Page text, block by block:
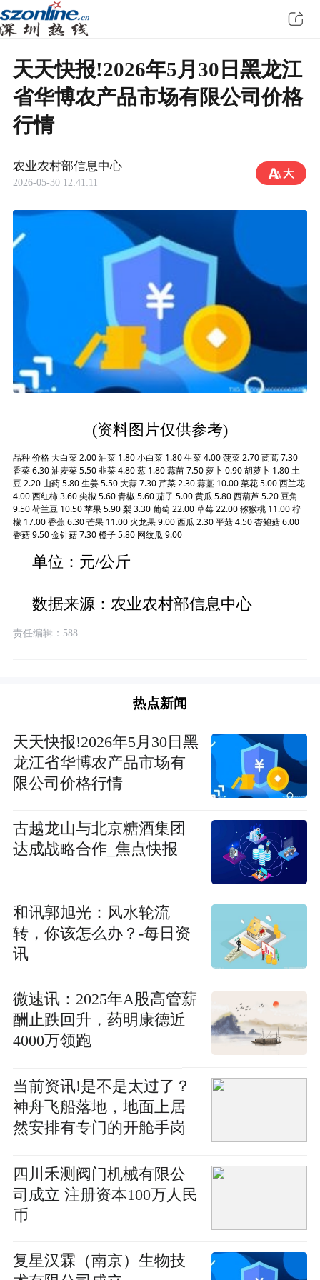
天天快报!2026年5月30日黑龙江
省华博农产品市场有限公司价格
行情
农业农村部信息中心
2026-05-30 12:41:11
(资料图片仅供参考)
品种 价格 大白菜 2.00 油菜 1.80 小白菜 1.80 生菜 4.00 菠菜 2.70 茼蒿 7.30
香菜 6.30 油麦菜 5.50 韭菜 4.80 葱 1.80 蒜苗 7.50 萝卜 0.90 胡萝卜 1.80 土
豆 2.20 山药 5.80 生姜 5.50 大蒜 7.30 芹菜 2.30 蒜薹 10.00 菜花 5.00 西兰花
4.00 西红柿 3.60 尖椒 5.60 青椒 5.60 茄子 5.00 黄瓜 5.80 西葫芦 5.20 豆角
9.50 荷兰豆 10.50 苹果 5.90 梨 3.30 葡萄 22.00 草莓 22.00 猕猴桃 11.00 柠
檬 17.00 香蕉 6.30 芒果 11.00 火龙果 9.00 西瓜 2.30 平菇 4.50 杏鲍菇 6.00
香菇 9.50 金针菇 7.30 橙子 5.80 网纹瓜 9.00
单位：元/公斤
数据来源：农业农村部信息中心
责任编辑：588
热点新闻
天天快报!2026年5月30日黑
龙江省华博农产品市场有
限公司价格行情
古越龙山与北京糖酒集团
达成战略合作_焦点快报
和讯郭旭光：风水轮流
转，你该怎么办？-每日资
讯
微速讯：2025年A股高管薪
酬止跌回升，药明康德近
4000万领跑
当前资讯!是不是太过了？
神舟飞船落地，地面上居
然安排有专门的开舱手岗
四川禾测阀门机械有限公
司成立 注册资本100万人民
币
复星汉霖（南京）生物技